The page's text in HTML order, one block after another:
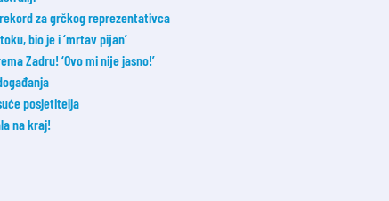
rekord za grčkog reprezentativca
bio je i ‘mrtav pijan’
Zadru! ‘Ovo mi nije jasno!’
posjetitelja
na kraj!